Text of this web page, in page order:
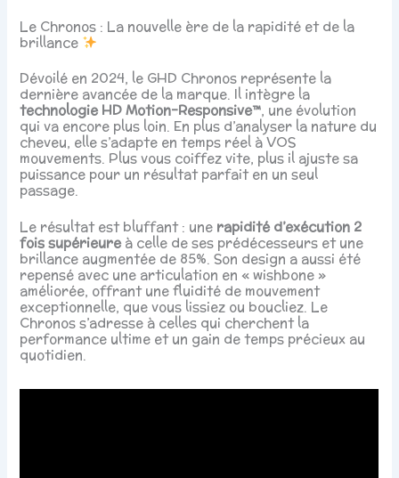
Le Chronos : La nouvelle ère de la rapidité et de la
brillance
Dévoilé en 2024, le GHD Chronos représente la
dernière avancée de la marque. Il intègre la
technologie HD Motion-Responsive™, une évolution
qui va encore plus loin. En plus d’analyser la nature du
cheveu, elle s’adapte en temps réel à VOS
mouvements. Plus vous coiffez vite, plus il ajuste sa
puissance pour un résultat parfait en un seul
passage.
Le résultat est bluffant : une rapidité d’exécution 2
fois supérieureà celle de ses prédécesseurs et une
brillance augmentée de 85%. Son design a aussi été
repensé avec une articulation en « wishbone »
améliorée, offrant une fluidité de mouvement
exceptionnelle, que vous lissiez ou boucliez. Le
Chronos s’adresse à celles qui cherchent la
performance ultime et un gain de temps précieux au
quotidien.